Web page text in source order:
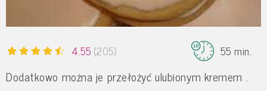
4.55 (205) 55 min.
Dodatkowo można je przełożyć ulubionym kremem .